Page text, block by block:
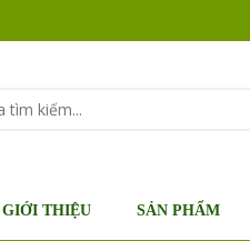
GIỚI THIỆU SẢN PHẨM